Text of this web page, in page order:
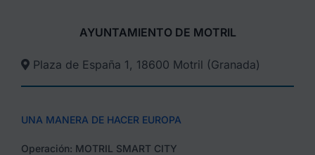
AYUNTAMIENTO DE MOTRIL
Plaza de España 1, 18600 Motril (Granada)​
UNA MANERA DE HACER EUROPA
Operación: MOTRIL SMART CITY